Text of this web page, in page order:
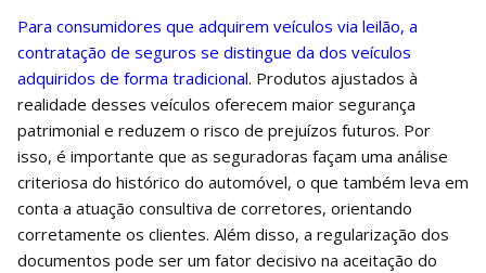
Para consumidores que adquirem veículos via leilão, a
contratação de seguros se distingue da dos veículos
adquiridos de forma tradicional. Produtos ajustados à
realidade desses veículos oferecem maior segurança
patrimonial e reduzem o risco de prejuízos futuros. Por
isso, é importante que as seguradoras façam uma análise
criteriosa do histórico do automóvel, o que também leva em
conta a atuação consultiva de corretores, orientando
corretamente os clientes. Além disso, a regularização dos
documentos pode ser um fator decisivo na aceitação do